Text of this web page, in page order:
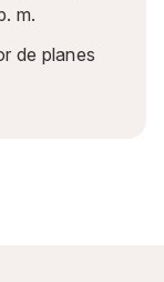
m.
de planes